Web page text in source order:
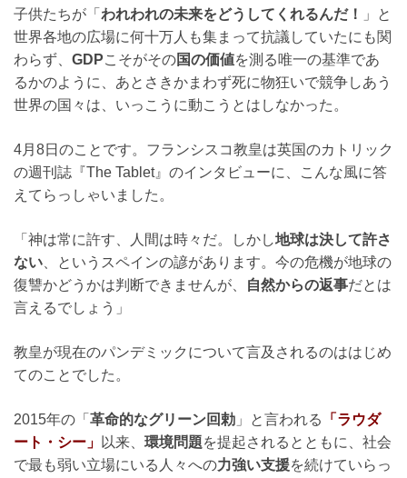
子供たちが「 われわれの未来をどうしてくれるんだ！
」と
世界各地の広場に何十万人も集まって抗議していたにも関
わらず、 GDPこそがその国の価値を測る唯一の基準であ
るかのように、あとさきかまわず死に物狂いで競争しあう
世界の国々は、いっこうに動こうとはしなかった。
4月8日のことです。フランシスコ教皇は英国のカトリック
の週刊誌『The Tablet』のインタビューに、こんな風に答
えてらっしゃいました。
「神は常に許す、人間は時々だ。しかし地球は決して許さ
ない 、というスペインの諺があります。今の危機が地球の
復讐かどうかは判断できませんが、
自然からの返事だとは
言えるでしょう」
教皇が現在のパンデミックについて言及されるのははじめ
てのことでした。
2015年の「 革命的なグリーン回勅 」と言われる
「ラウダ
ート・シー」
以来、 環境問題を提起されるとともに、社会
で最も弱い立場にいる人々への力強い支援を続けていらっ